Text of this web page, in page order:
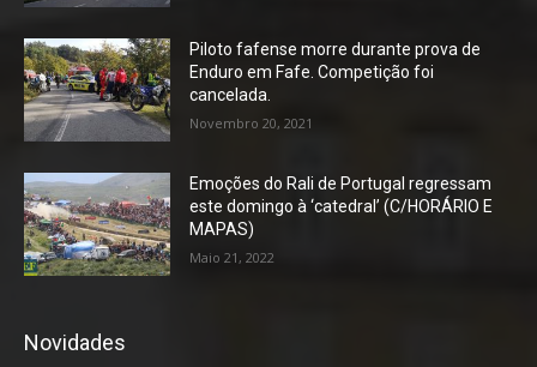
Piloto fafense morre durante prova de
Enduro em Fafe. Competição foi
cancelada.
Novembro 20, 2021
Emoções do Rali de Portugal regressam
este domingo à ‘catedral’ (C/HORÁRIO E
MAPAS)
Maio 21, 2022
Novidades